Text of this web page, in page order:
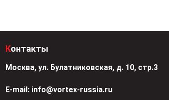
Контакты
Москва, ул. Булатниковская, д. 10, стр.3
Е-mail: info@vortex-russia.ru